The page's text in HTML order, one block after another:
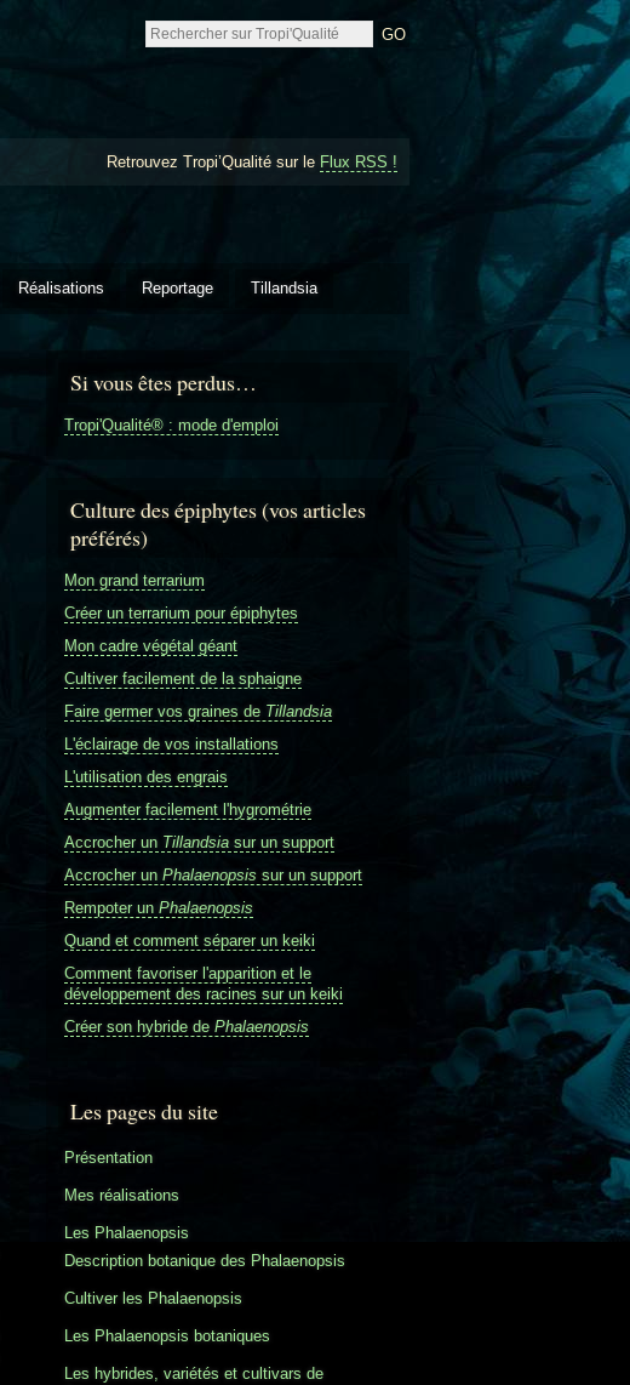
Retrouvez Tropi’Qualité sur le Flux RSS !
Réalisations Reportage Tillandsia
Si vous êtes perdus…
Tropi'Qualité® : mode d'emploi
Culture des épiphytes (vos articles
préférés)
Mon grand terrarium
Créer un terrarium pour épiphytes
Mon cadre végétal géant
Cultiver facilement de la sphaigne
Faire germer vos graines de Tillandsia
L'éclairage de vos installations
L'utilisation des engrais
Augmenter facilement l'hygrométrie
Accrocher un Tillandsia sur un support
Accrocher un Phalaenopsis sur un support
Rempoter un Phalaenopsis
Quand et comment séparer un keiki
Comment favoriser l'apparition et le
développement des racines sur un keiki
Créer son hybride de Phalaenopsis
Les pages du site
Présentation
Mes réalisations
Les Phalaenopsis
Description botanique des Phalaenopsis
Cultiver les Phalaenopsis
Les Phalaenopsis botaniques
Les hybrides, variétés et cultivars de